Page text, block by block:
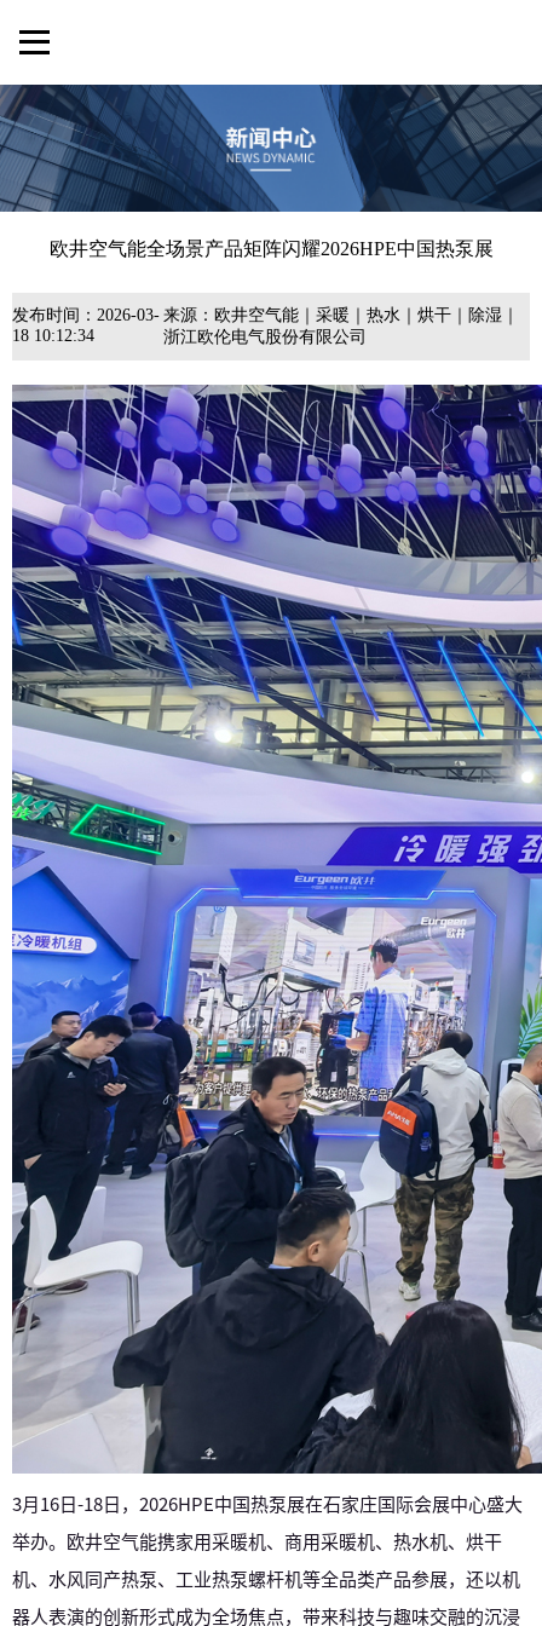
欧井空气能全场景产品矩阵闪耀2026HPE中国热泵展
发布时间： 2026-03-
18 10:12:34
来源： 欧井空气能｜采暖｜热水｜烘干｜除湿｜
浙江欧伦电气股份有限公司
3月16日-18日，2026HPE中国热泵展在石家庄国际会展中心盛大
举办。欧井空气能携家用采暖机、商用采暖机、热水机、烘干
机、 水风同产热泵、工业热泵螺杆机等全品类产品参展，还以机
器人表演的创新形式成为全场焦点，带来科技与趣味交融的沉浸